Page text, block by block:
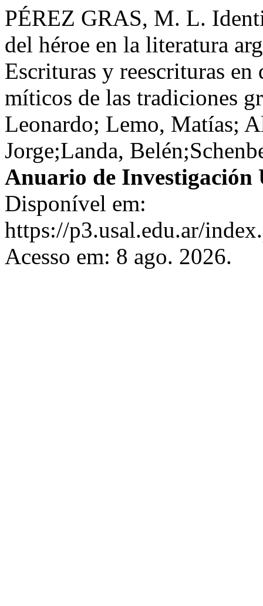
PÉREZ GRAS, M. L.
del héroe en la literatura
Escrituras y reescrituras
míticos de las tradiciones
Leonardo; Lemo, Matías;
Jorge;Landa,
Anuario de Investigación
Disponível em:
https://p3.usal.edu.ar/
Acesso em: 8 ago. 2026.